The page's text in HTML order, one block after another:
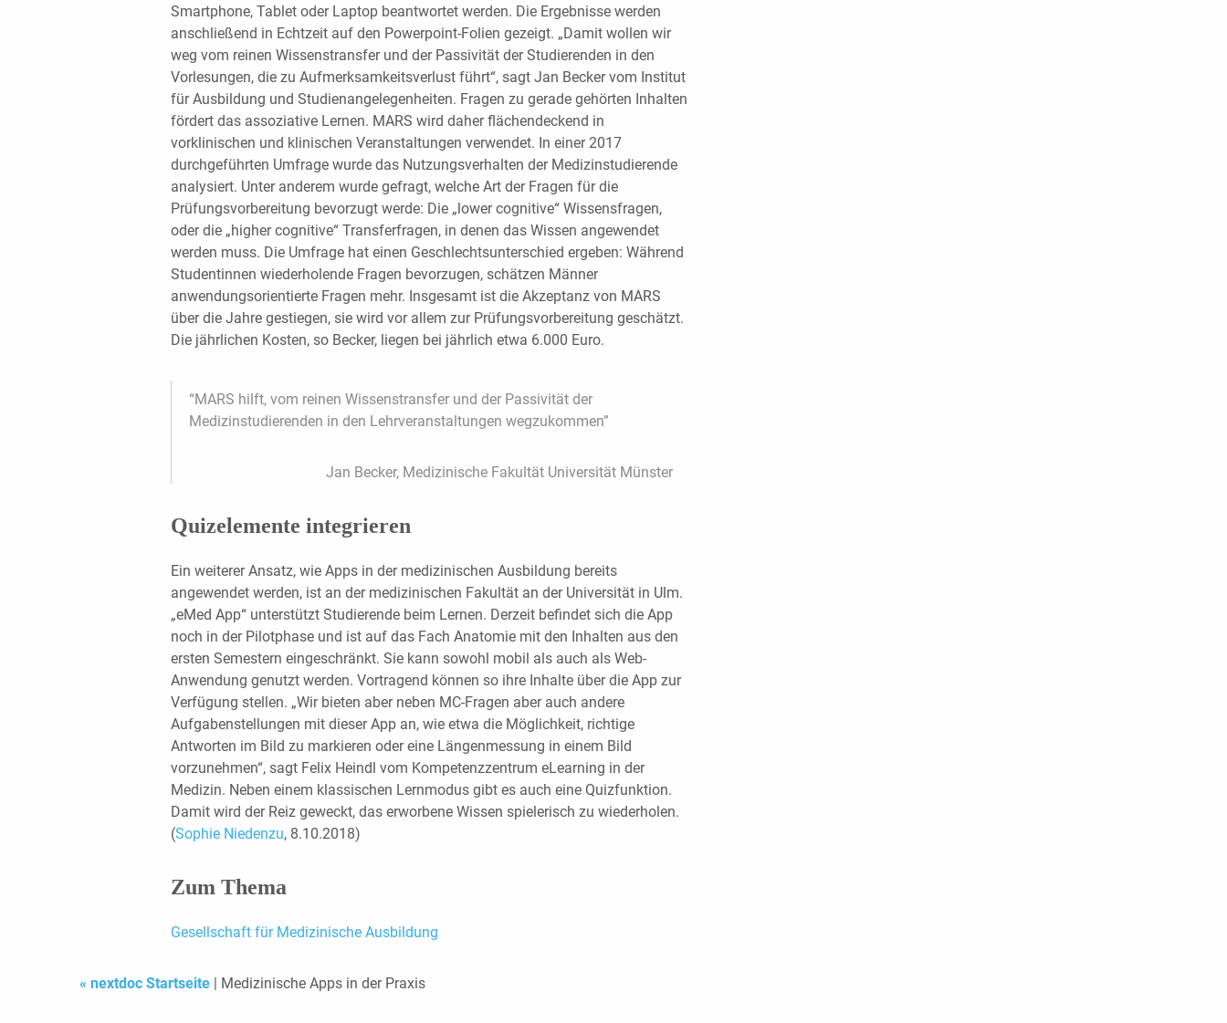
Smartphone, Tablet oder Laptop beantwortet werden. Die Ergebnisse werden
anschließend in Echtzeit auf den Powerpoint-Folien gezeigt. „Damit wollen wir
weg vom reinen Wissenstransfer und der Passivität der Studierenden in den
Vorlesungen, die zu Aufmerksamkeitsverlust führt“, sagt Jan Becker vom Institut
für Ausbildung und Studienangelegenheiten. Fragen zu gerade gehörten Inhalten
fördert das assoziative Lernen. MARS wird daher flächendeckend in
vorklinischen und klinischen Veranstaltungen verwendet. In einer 2017
durchgeführten Umfrage wurde das Nutzungsverhalten der Medizinstudierende
analysiert. Unter anderem wurde gefragt, welche Art der Fragen für die
Prüfungsvorbereitung bevorzugt werde: Die „lower cognitive“ Wissensfragen,
oder die „higher cognitive“ Transferfragen, in denen das Wissen angewendet
werden muss. Die Umfrage hat einen Geschlechtsunterschied ergeben: Während
Studentinnen wiederholende Fragen bevorzugen, schätzen Männer
anwendungsorientierte Fragen mehr. Insgesamt ist die Akzeptanz von MARS
über die Jahre gestiegen, sie wird vor allem zur Prüfungsvorbereitung geschätzt.
Die jährlichen Kosten, so Becker, liegen bei jährlich etwa 6.000 Euro.
“MARS hilft, vom reinen Wissenstransfer und der Passivität der
Medizinstudierenden in den Lehrveranstaltungen wegzukommen”
Jan Becker, Medizinische Fakultät Universität Münster
Quizelemente integrieren
Ein weiterer Ansatz, wie Apps in der medizinischen Ausbildung bereits
angewendet werden, ist an der medizinischen Fakultät an der Universität in Ulm.
„eMed App“ unterstützt Studierende beim Lernen. Derzeit befindet sich die App
noch in der Pilotphase und ist auf das Fach Anatomie mit den Inhalten aus den
ersten Semestern eingeschränkt. Sie kann sowohl mobil als auch als Web-
Anwendung genutzt werden. Vortragend können so ihre Inhalte über die App zur
Verfügung stellen. „Wir bieten aber neben MC-Fragen aber auch andere
Aufgabenstellungen mit dieser App an, wie etwa die Möglichkeit, richtige
Antworten im Bild zu markieren oder eine Längenmessung in einem Bild
vorzunehmen“, sagt Felix Heindl vom Kompetenzzentrum eLearning in der
Medizin. Neben einem klassischen Lernmodus gibt es auch eine Quizfunktion.
Damit wird der Reiz geweckt, das erworbene Wissen spielerisch zu wiederholen.
(Sophie Niedenzu, 8.10.2018)
Zum Thema
Gesellschaft für Medizinische Ausbildung
« nextdoc Startseite | Medizinische Apps in der Praxis